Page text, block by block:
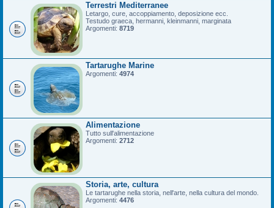
Terrestri Mediterranee
Letargo, cure, accoppiamento, deposizione ecc.
Testudo graeca, hermanni, kleinmanni, marginata
Argomenti: 8719
Tartarughe Marine
Argomenti: 4974
Alimentazione
Tutto sull'alimentazione
Argomenti: 2712
Storia, arte, cultura
Le tartarughe nella storia, nell'arte, nella cultura del mondo.
Argomenti: 4476